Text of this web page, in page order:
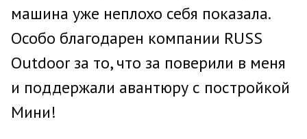
машина уже неплохо себя показала.
Особо благодарен компании RUSS
Outdoor за то, что за поверили в меня
и поддержали авантюру с постройкой
Мини!